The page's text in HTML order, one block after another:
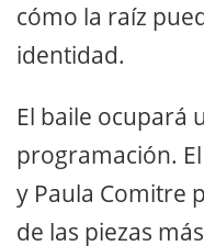
cómo la raíz
identidad.
El baile ocupará
programación.
y Paula Comitre
de las piezas